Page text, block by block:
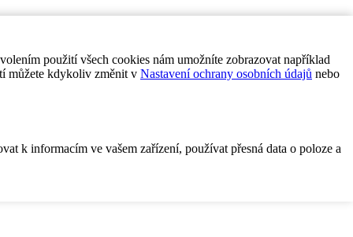
použití všech cookies nám umožníte zobrazovat například
můžete kdykoliv změnit v Nastavení ochrany osobních údajů nebo
k informacím ve vašem zařízení, používat přesná data o poloze a